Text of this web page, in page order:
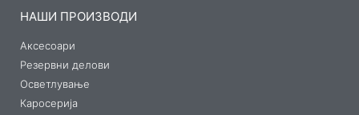
НАШИ ПРОИЗВОДИ
Аксесоари
Резервни делови
Осветлување
Каросерија